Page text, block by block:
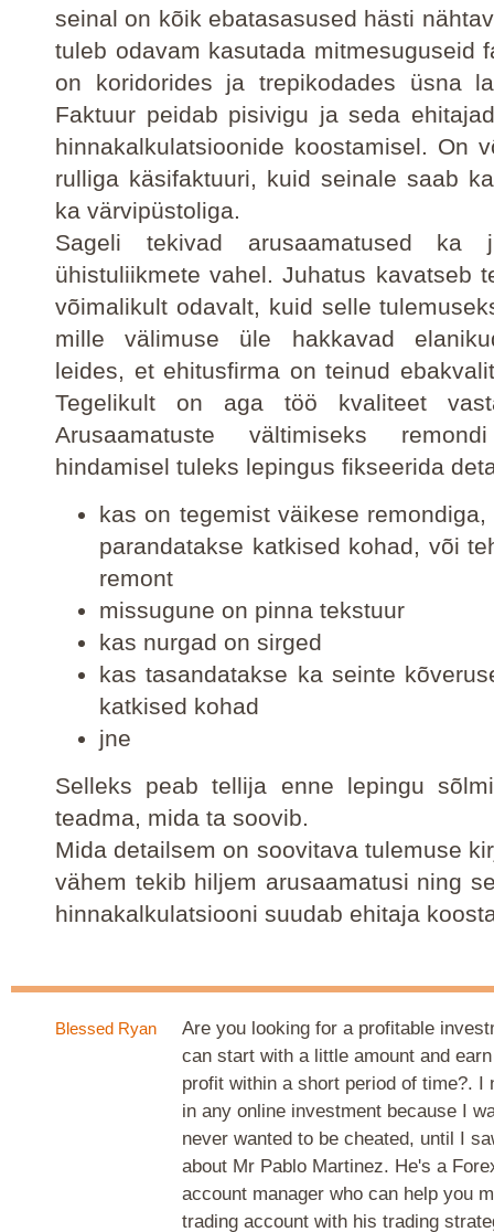
seinal on kõik ebatasasused hästi
tuleb odavam kasutada mitmesuguseid
on koridorides ja trepikodades üsna
Faktuur peidab pisivigu ja seda
hinnakalkulatsioonide koostamisel. On
rulliga käsifaktuuri, kuid seinale saab
ka värvipüstoliga.
Sageli tekivad arusaamatused ka
ühistuliikmete vahel. Juhatus kavatseb
võimalikult odavalt, kuid selle
mille välimuse üle hakkavad
leides, et ehitusfirma on teinud
Tegelikult on aga töö kvaliteet
Arusaamatuste vältimiseks
hindamisel tuleks lepingus fikseerida
kas on tegemist väikese
parandatakse katkised kohad, või
remont
missugune on pinna tekstuur
kas nurgad on sirged
kas tasandatakse ka seinte
katkised kohad
jne
Selleks peab tellija enne lepingu
teadma, mida ta soovib.
Mida detailsem on soovitava tulemuse
vähem tekib hiljem arusaamatusi ning
hinnakalkulatsiooni suudab ehitaja
Blessed Ryan
Are you looking for a profitable
can start with a little amount and
profit within a short period of time?. I
in any online investment because I
never wanted to be cheated, until I
about Mr Pablo Martinez. He's a
account manager who can help you
trading account with his trading